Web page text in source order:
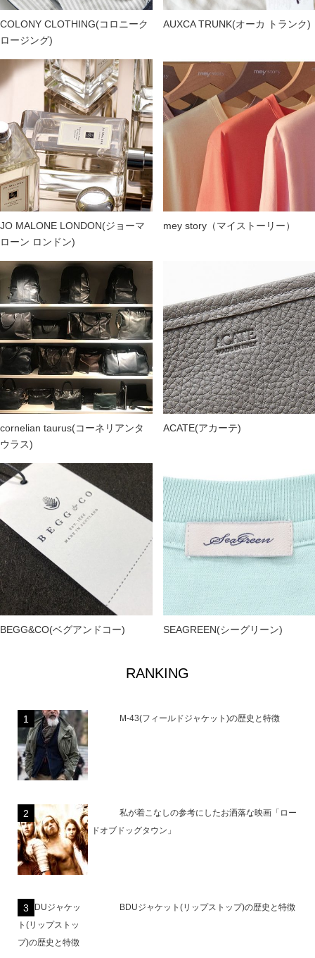
COLONY CLOTHING(コロニーク
ロージング)
AUXCA TRUNK(オーカ トランク)
JO MALONE LONDON(ジョーマ
ローン ロンドン)
mey story（マイストーリー）
cornelian taurus(コーネリアンタ
ウラス)
ACATE(アカーテ)
BEGG&CO(ベグアンドコー) SEAGREEN(シーグリーン)
RANKING
M-43(フィールドジャケット)の歴史と特徴
私が着こなしの参考にしたお洒落な映画「ロー
ドオブドッグタウン」
BDUジャケット(リップストップ)の歴史と特徴